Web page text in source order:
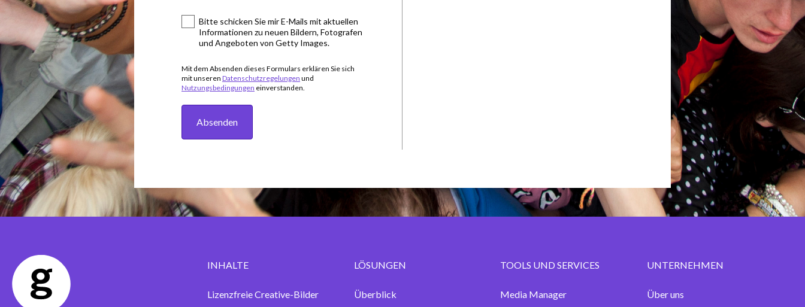
Bitte schicken Sie mir E-Mails mit aktuellen
Informationen zu neuen Bildern, Fotografen
und Angeboten von Getty Images.
Mit dem Absenden dieses Formulars erklären Sie sich
mit unseren Datenschutzregelungen und
Nutzungsbedingungen einverstanden.
Absenden
INHALTE
Lizenzfreie Creative-Bilder
LÖSUNGEN
Überblick
TOOLS UND SERVICES
Media Manager
UNTERNEHMEN
Über uns